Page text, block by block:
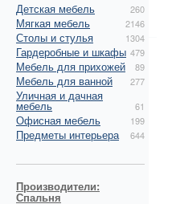
Детская мебель 260
Мягкая мебель 2146
Столы и стулья 1304
Гардеробные и шкафы 479
Мебель для прихожей 89
Мебель для ванной 277
Уличная и дачная
мебель 61
Офисная мебель 199
Предметы интерьера 644
Производители:
Спальня